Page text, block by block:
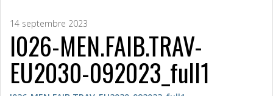
14 septembre 2023
I026-MEN.FAIB.TRAV-
EU2030-092023_full1